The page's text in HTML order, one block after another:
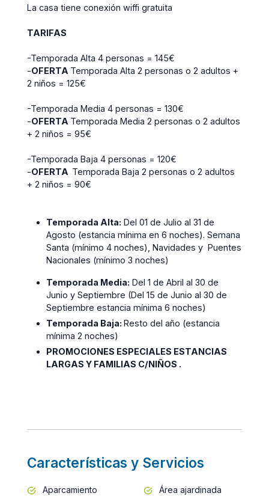
La casa tiene conexión wiffi gratuita
TARIFAS
-Temporada Alta 4 personas = 145€
-OFERTA Temporada Alta 2 personas o 2 adultos +
2 niños = 125€
-Temporada Media 4 personas = 130€
-OFERTA Temporada Media 2 personas o 2 adultos
+ 2 niños = 95€
-Temporada Baja 4 personas = 120€
-OFERTA Temporada Baja 2 personas o 2 adultos
+ 2 niños = 90€
Temporada Alta: Del 01 de Julio al 31 de
Agosto (estancia mínima en 6 noches). Semana
Santa (mínimo 4 noches), Navidades y Puentes
Nacionales (mínimo 3 noches)
Temporada Media: Del 1 de Abril al 30 de
Junio y Septiembre (Del 15 de Junio al 30 de
Septiembre estancia mínima 6 noches)
Temporada Baja: Resto del año (estancia
mínima 2 noches)
PROMOCIONES ESPECIALES ESTANCIAS
LARGAS Y FAMILIAS C/NIÑOS .
Características y Servicios
Aparcamiento
Área ajardinada